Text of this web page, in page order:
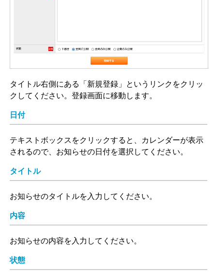
タイトル右側にある「新規登録」というリンクをクリッ
クしてください。登録画面に移動します。
日付
テキストボックスをクリックすると、カレンダーが表示
されるので、お知らせの日付を選択してください。
タイトル
お知らせのタイトルを入力してください。
内容
お知らせの内容を入力してください。
状態